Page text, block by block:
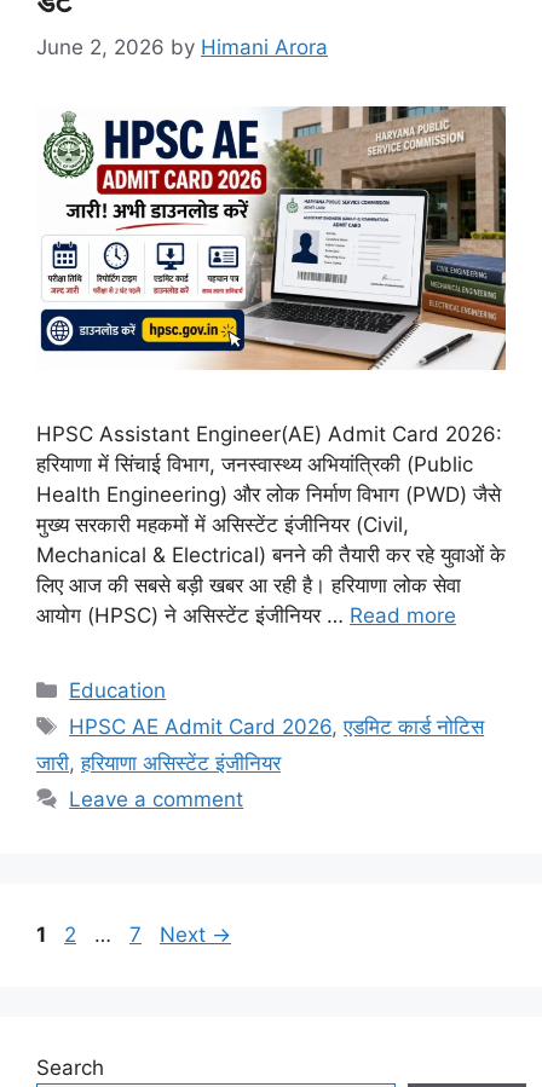
June 2, 2026 by Himani Arora
HPSC Assistant Engineer(AE) Admit Card 2026:
हरियाणा में सिंचाई विभाग, जनस्वास्थ्य अभियांत्रिकी (Public
Health Engineering) और लोक निर्माण विभाग (PWD) जैसे
मुख्य सरकारी महकमों में असिस्टेंट इंजीनियर (Civil,
Mechanical & Electrical) बनने की तैयारी कर रहे युवाओं के
लिए आज की सबसे बड़ी खबर आ रही है। हरियाणा लोक सेवा
आयोग (HPSC) ने असिस्टेंट इंजीनियर … Read more
Categories
Education
Tags
HPSC AE Admit Card 2026,एडमिट कार्ड नोटिस
जारी,हरियाणा असिस्टेंट इंजीनियर
Leave a comment
Page
1 Page
2 … Page
7 Next →
Search